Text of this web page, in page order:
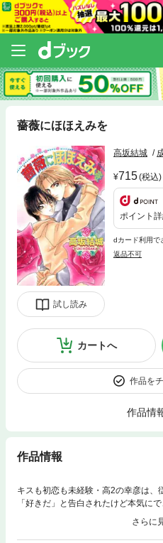
薔薇にほほえみを
試し読み
高坂結城
715(税込)
ポイント
dカード利用で
返品不可
カートへ
作品を
作品情
作品情報
キスも初恋も未経験・高2の幸彦は、
「好きだ」と告白されたけど本気に
11も年上のオトナで、スーツがキマ
はずが…えっ、ちょと待って、ここ